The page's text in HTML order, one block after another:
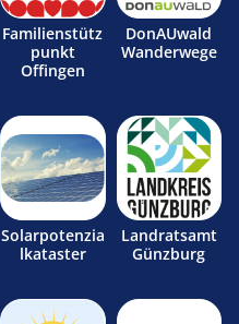
Familienstütz
punkt
Offingen
DonAUwald
Wanderwege
Solarpotenzia
lkataster
Landratsamt
Günzburg